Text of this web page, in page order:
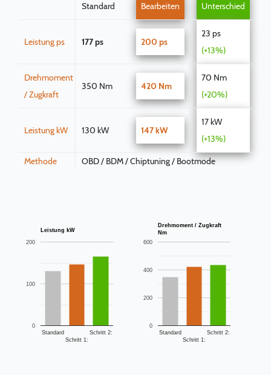
Standard Bearbeiten Unterschied
Leistung ps 177 ps 200 ps
23 ps
(+13%)
Drehmoment
/ Zugkraft
350 Nm 420 Nm
70 Nm
(+20%)
Leistung kW 130 kW 147 kW
17 kW
(+13%)
Methode OBD / BDM / Chiptuning / Bootmode
Leistung kW
Standard
Schritt 1:
Schritt 2:
0
100
200
Drehmoment / Zugkraft
Nm
Standard
Schritt 1:
Schritt 2:
0
200
400
600